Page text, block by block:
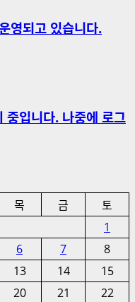
영되고 있습니다.
입니다. 나중에 로그
목 금
토
1
6 7
8
13 14
15
20 21
22